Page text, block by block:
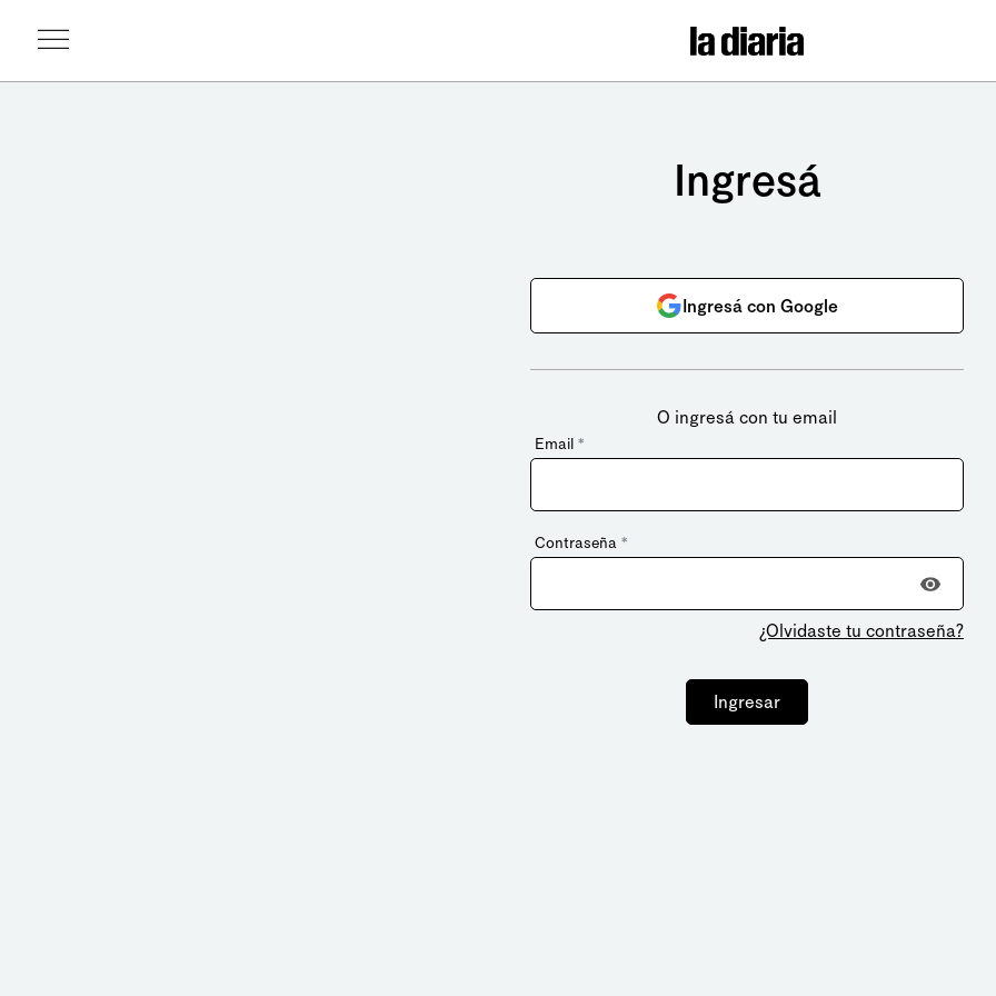
Ingresá
Ingresá con Google
O ingresá con tu email
Email *
Contraseña *
¿Olvidaste tu contraseña?
Ingresar